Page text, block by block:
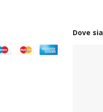
Dove